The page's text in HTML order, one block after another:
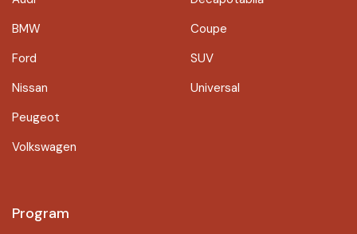
BMW
Ford
Nissan
Peugeot
Volkswagen
Coupe
SUV
Universal
Program